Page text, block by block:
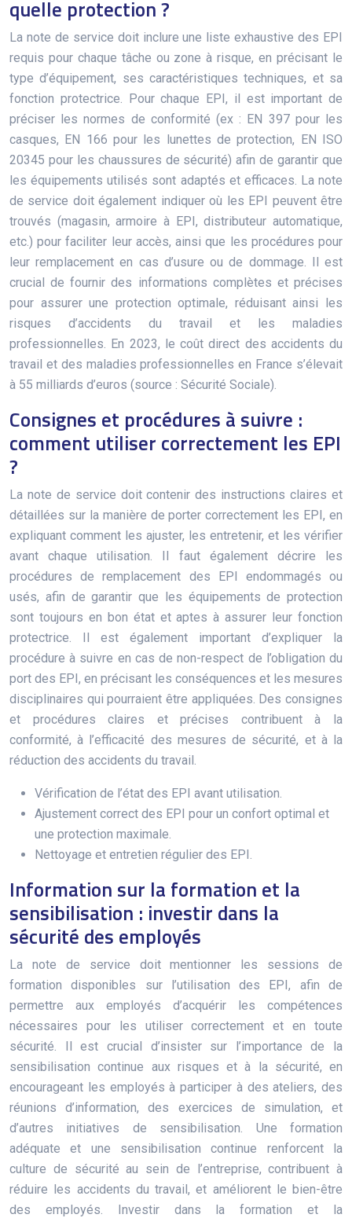
quelle protection ?
La note de service doit inclure une liste exhaustive des EPI
requis pour chaque tâche ou zone à risque, en précisant le
type d’équipement, ses caractéristiques techniques, et sa
fonction protectrice. Pour chaque EPI, il est important de
préciser les normes de conformité (ex : EN 397 pour les
casques, EN 166 pour les lunettes de protection, EN ISO
20345 pour les chaussures de sécurité) afin de garantir que
les équipements utilisés sont adaptés et efficaces. La note
de service doit également indiquer où les EPI peuvent être
trouvés (magasin, armoire à EPI, distributeur automatique,
etc.) pour faciliter leur accès, ainsi que les procédures pour
leur remplacement en cas d’usure ou de dommage. Il est
crucial de fournir des informations complètes et précises
pour assurer une protection optimale, réduisant ainsi les
risques d’accidents du travail et les maladies
professionnelles. En 2023, le coût direct des accidents du
travail et des maladies professionnelles en France s’élevait
à 55 milliards d’euros (source : Sécurité Sociale).
Consignes et procédures à suivre :
comment utiliser correctement les EPI
?
La note de service doit contenir des instructions claires et
détaillées sur la manière de porter correctement les EPI, en
expliquant comment les ajuster, les entretenir, et les vérifier
avant chaque utilisation. Il faut également décrire les
procédures de remplacement des EPI endommagés ou
usés, afin de garantir que les équipements de protection
sont toujours en bon état et aptes à assurer leur fonction
protectrice. Il est également important d’expliquer la
procédure à suivre en cas de non-respect de l’obligation du
port des EPI, en précisant les conséquences et les mesures
disciplinaires qui pourraient être appliquées. Des consignes
et procédures claires et précises contribuent à la
conformité, à l’efficacité des mesures de sécurité, et à la
réduction des accidents du travail.
Vérification de l’état des EPI avant utilisation.
Ajustement correct des EPI pour un confort optimal et
une protection maximale.
Nettoyage et entretien régulier des EPI.
Information sur la formation et la
sensibilisation : investir dans la
sécurité des employés
La note de service doit mentionner les sessions de
formation disponibles sur l’utilisation des EPI, afin de
permettre aux employés d’acquérir les compétences
nécessaires pour les utiliser correctement et en toute
sécurité. Il est crucial d’insister sur l’importance de la
sensibilisation continue aux risques et à la sécurité, en
encourageant les employés à participer à des ateliers, des
réunions d’information, des exercices de simulation, et
d’autres initiatives de sensibilisation. Une formation
adéquate et une sensibilisation continue renforcent la
culture de sécurité au sein de l’entreprise, contribuent à
réduire les accidents du travail, et améliorent le bien-être
des employés. Investir dans la formation et la